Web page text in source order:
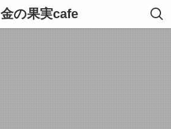
金の果実cafe